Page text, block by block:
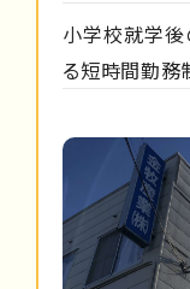
小学校就学後
る短時間勤務